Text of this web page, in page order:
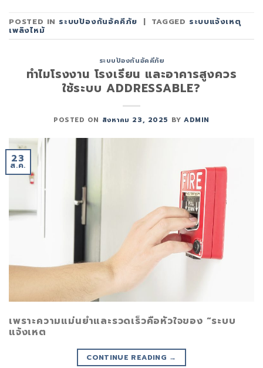
POSTED IN ระบบป้องกันอัคคีภัย | TAGGED ระบบแจ้งเหตุ
เพลิงไหม้
ระบบป้องกันอัคคีภัย
ทำไมโรงงาน โรงเรียน และอาคารสูงควร
ใช้ระบบ ADDRESSABLE?
POSTED ON สิงหาคม 23, 2025 BYADMIN
23
ส.ค.
เพราะความแม่นยำและรวดเร็วคือหัวใจของ “ระบบ
แจ้งเหต
CONTINUE READING →